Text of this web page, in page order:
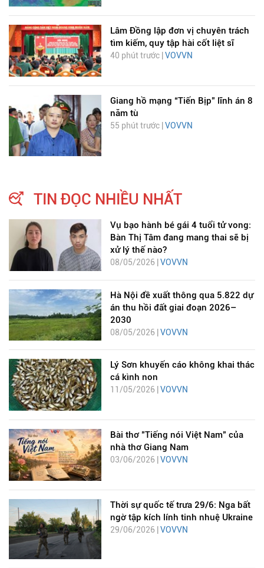
Lâm Đồng lập đơn vị chuyên trách
tìm kiếm, quy tập hài cốt liệt sĩ
40 phút trước | VOVVN
Giang hồ mạng “Tiến Bịp” lĩnh án 8
năm tù
55 phút trước |VOVVN
TIN ĐỌC NHIỀU NHẤT
Vụ bạo hành bé gái 4 tuổi tử vong:
Bàn Thị Tâm đang mang thai sẽ bị
xử lý thế nào?
08/05/2026 | VOVVN
Hà Nội đề xuất thông qua 5.822 dự
án thu hồi đất giai đoạn 2026–
2030
08/05/2026 | VOVVN
Lý Sơn khuyến cáo không khai thác
cá kình non
11/05/2026 | VOVVN
Bài thơ "Tiếng nói Việt Nam" của
nhà thơ Giang Nam
03/06/2026 | VOVVN
Thời sự quốc tế trưa 29/6: Nga bất
ngờ tập kích lính tinh nhuệ Ukraine
29/06/2026 | VOVVN